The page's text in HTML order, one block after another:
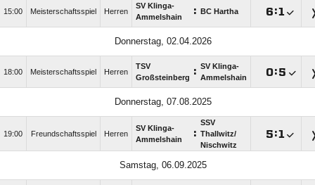
15:00 Meisterschaftsspiel Herren
SV Klinga-
Ammelshain
: BC Hartha :
Donnerstag, 02.04.2026
18:00 Meisterschaftsspiel Herren
TSV
Großsteinberg : SV Klinga-
Ammelshain
:
Donnerstag, 07.08.2025
19:00 Freundschaftsspiel Herren
SV Klinga-
Ammelshain
:
SSV
Thallwitz/​
Nischwitz
:
Samstag, 06.09.2025